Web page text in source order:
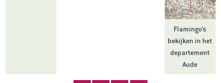
Flamingo’s
bekijken in het
departement
Aude